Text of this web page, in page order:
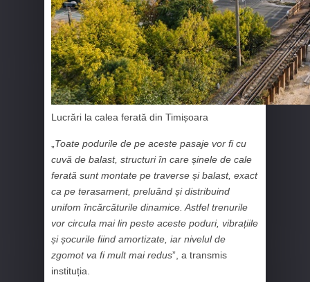
Lucrări la calea ferată din Timișoara
„Toate podurile de pe aceste pasaje vor fi cu
cuvă de balast, structuri în care șinele de cale
ferată sunt montate pe traverse și balast, exact
ca pe terasament, preluând și distribuind
unifom încărcăturile dinamice. Astfel trenurile
vor circula mai lin peste aceste poduri, vibrațiile
și șocurile fiind amortizate, iar nivelul de
zgomot va fi mult mai redus”, a transmis
instituția.